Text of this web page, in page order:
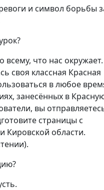
и символ борьбы
что нас окружает.
своя классная Красная
в любое
занесённых в
вы
страницы с
Кировской области.